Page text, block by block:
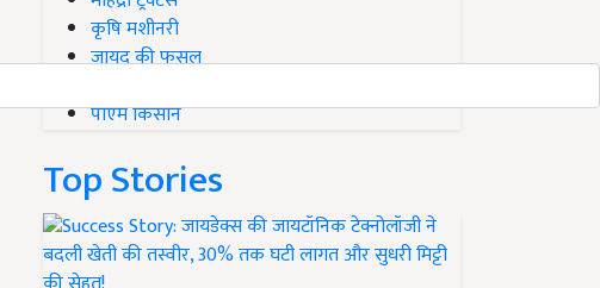
कृषि मशीनरी
जायद की फसल
पीएम किसान
Top Stories